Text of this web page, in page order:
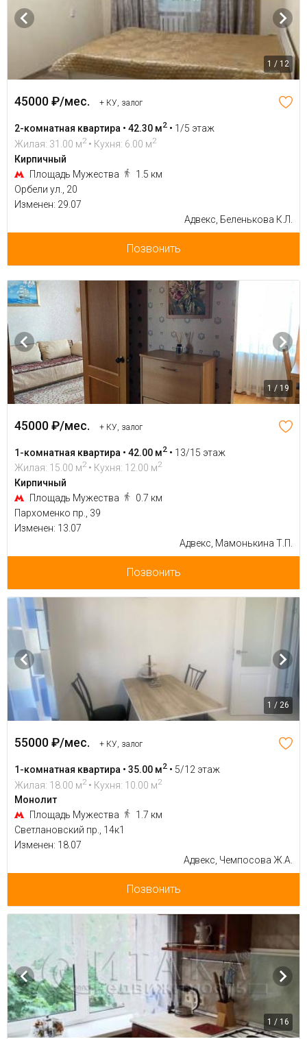
1 / 12
45000 ₽/мес. + КУ, залог
2-комнатная квартира • 42.30 м2 • 1/5 этаж
Жилая: 31.00 м2 • Кухня: 6.00 м2
Кирпичный
Площадь Мужества
1.5 км
Орбели ул., 20
Изменен: 29.07
Адвекс, Беленькова К.Л.
Позвонить
1 / 19
45000 ₽/мес. + КУ, залог
1-комнатная квартира • 42.00 м2 • 13/15 этаж
Жилая: 15.00 м2 • Кухня: 12.00 м2
Кирпичный
Площадь Мужества
0.7 км
Пархоменко пр., 39
Изменен: 13.07
Адвекс, Мамонькина Т.П.
Позвонить
1 / 26
55000 ₽/мес. + КУ, залог
1-комнатная квартира • 35.00 м2 • 5/12 этаж
Жилая: 18.00 м2 • Кухня: 10.00 м2
Монолит
Площадь Мужества
1.7 км
Светлановский пр., 14к1
Изменен: 18.07
Адвекс, Чемпосова Ж.А.
Позвонить
1 / 16